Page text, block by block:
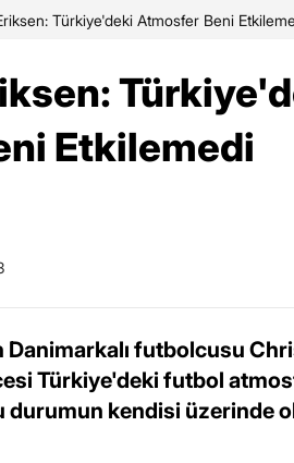
Türkiye'deki Atmosfer Beni
Etkilemedi
Danimarkalı futbolcusu
Türkiye'deki futbol
durumun kendisi üzerinde